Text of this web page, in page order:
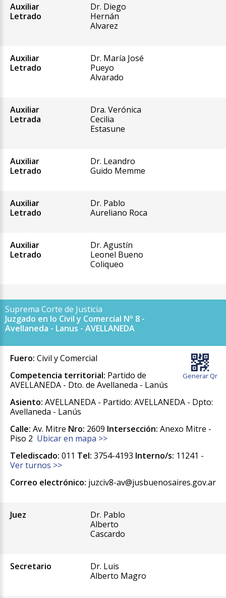
Auxiliar
Letrado
Dr. Diego
Hernán
Alvarez
Auxiliar
Letrado
Dr. María José
Pueyo
Alvarado
Auxiliar
Letrada
Dra. Verónica
Cecilia
Estasune
Auxiliar
Letrado
Dr. Leandro
Guido Memme
Auxiliar
Letrado
Dr. Pablo
Aureliano Roca
Auxiliar
Letrado
Dr. Agustín
Leonel Bueno
Coliqueo
Suprema Corte de Justicia
Juzgado en lo Civil y Comercial Nº 8 -
Avellaneda - Lanus - AVELLANEDA
Generar Qr
Fuero: Civil y Comercial
Competencia territorial: Partido de
AVELLANEDA - Dto. de Avellaneda - Lanús
Asiento: AVELLANEDA - Partido: AVELLANEDA - Dpto:
Avellaneda - Lanús
Calle: Av. Mitre Nro: 2609 Intersección: Anexo Mitre -
Piso 2 Ubicar en mapa >>
Telediscado: 011 Tel: 3754-4193 Interno/s: 11241 -
Ver turnos >>
Correo electrónico: juzciv8-av@jusbuenosaires.gov.ar
Juez
Dr. Pablo
Alberto
Cascardo
Secretario
Dr. Luis
Alberto Magro